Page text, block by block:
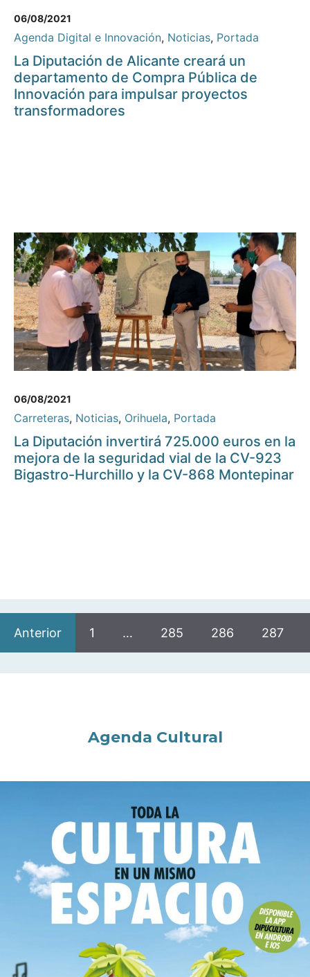
06/08/2021
Agenda Digital e Innovación, Noticias, Portada
La Diputación de Alicante creará un
departamento de Compra Pública de
Innovación para impulsar proyectos
transformadores
06/08/2021
Carreteras, Noticias, Orihuela, Portada
La Diputación invertirá 725.000 euros en la
mejora de la seguridad vial de la CV-923
Bigastro-Hurchillo y la CV-868 Montepinar
Anterior 1 … 285 286 287
Agenda Cultural